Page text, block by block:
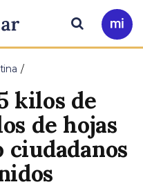
Ir
a
Buscar
kilos de
de hojas
ciudadanos